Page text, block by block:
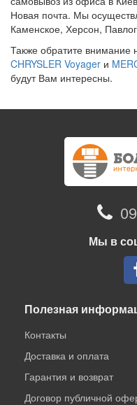
Новая почта. Мы
Каменское, Херсон,
Также обратите внимание
CHRYSLER Voyager и
будут Вам интересны.
Мы в
Полезная
Контакты
Доставка и оплата
Гарантия и возврат
Договор публичной